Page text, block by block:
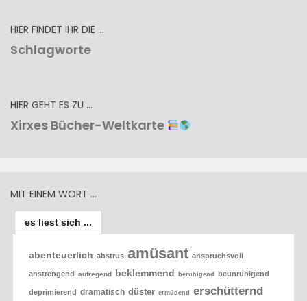
HIER FINDET IHR DIE …
Schlagworte
HIER GEHT ES ZU …
Xirxes Bücher-Weltkarte
MIT EINEM WORT …
es liest sich ...
abenteuerlich abstrus amüsant anspruchsvoll
anstrengend aufregend beklemmend beruhigend beunruhigend
deprimierend dramatisch düster ermüdend erschütternd